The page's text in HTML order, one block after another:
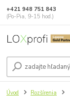
+421 948 751 843
(Po-Pia, 9-15 hod.)
Úvod Rozšírenia